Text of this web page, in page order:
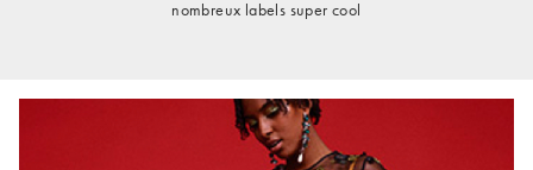
nombreux labels super cool